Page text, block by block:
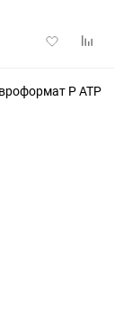
Добавить
Р АТР